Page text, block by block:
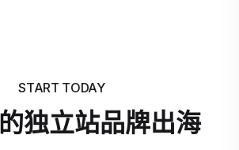
START TODAY
独立站品牌出海